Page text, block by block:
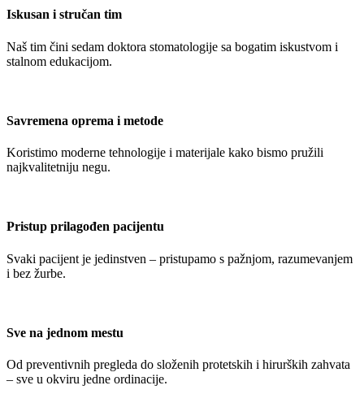
Iskusan i stručan tim
Naš tim čini sedam doktora stomatologije sa bogatim iskustvom i
stalnom edukacijom.
Savremena oprema i metode
Koristimo moderne tehnologije i materijale kako bismo pružili
najkvalitetniju negu.
Pristup prilagođen pacijentu
Svaki pacijent je jedinstven – pristupamo s pažnjom, razumevanjem
i bez žurbe.
Sve na jednom mestu
Od preventivnih pregleda do složenih protetskih i hirurških zahvata
– sve u okviru jedne ordinacije.